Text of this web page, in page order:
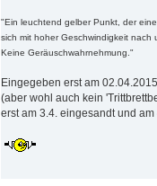
"Ein leuchtend gelber Punkt, der
sich mit hoher Geschwindigkeit nach
Keine Geräuschwahrnehmung."
Eingegeben erst am
(aber wohl auch kein
erst am 3.4. eingesandt und